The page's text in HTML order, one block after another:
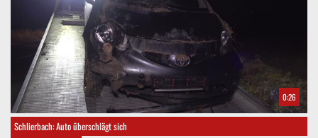
0:26
Schlierbach: Auto überschlägt sich